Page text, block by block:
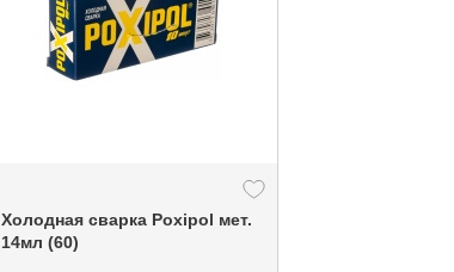
Холодная сварка Poxipol мет.
14мл (60)